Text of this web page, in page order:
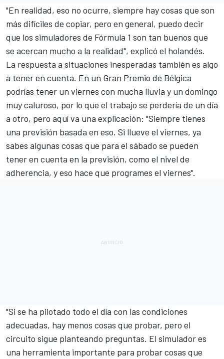
"En realidad, eso no ocurre, siempre hay cosas que son
más difíciles de copiar, pero en general, puedo decir
que los simuladores de Fórmula 1 son tan buenos que
se acercan mucho a la realidad", explicó el holandés.
La respuesta a situaciones inesperadas también es algo
a tener en cuenta. En un Gran Premio de Bélgica
podrías tener un viernes con mucha lluvia y un domingo
muy caluroso, por lo que el trabajo se perdería de un día
a otro, pero aquí va una explicación: "Siempre tienes
una previsión basada en eso. Si llueve el viernes, ya
sabes algunas cosas que para el sábado se pueden
tener en cuenta en la previsión, como el nivel de
adherencia, y eso hace que programes el viernes".
"Si se ha pilotado todo el día con las condiciones
adecuadas, hay menos cosas que probar, pero el
circuito sigue planteando preguntas. El simulador es
una herramienta importante para probar cosas que